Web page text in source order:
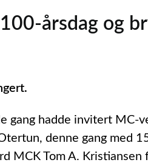
årsdag og
gang hadde invitert MC-
denne gang med
MCK Tom A.